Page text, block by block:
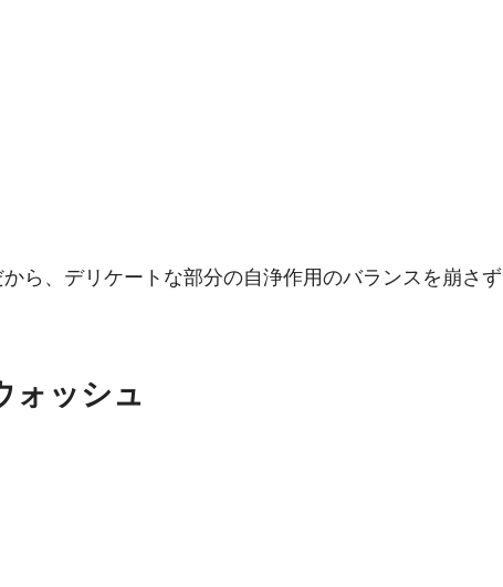
ら、デリケートな部分の自浄作用のバランスを崩さず
ォッシュ